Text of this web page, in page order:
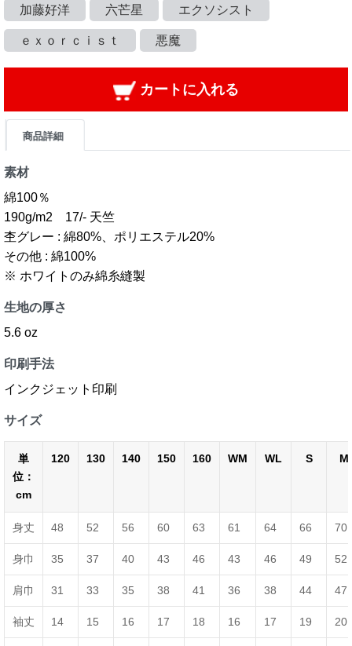
加藤好洋 六芒星 エクソシスト
ｅｘｏｒｃｉｓｔ 悪魔
カートに入れる
商品詳細
素材
綿100％
190g/m2 17/- 天竺
杢グレー : 綿80%、ポリエステル20%
その他 : 綿100%
※ ホワイトのみ綿糸縫製
生地の厚さ
5.6 oz
印刷手法
インクジェット印刷
サイズ
単
位：
cm
120 130 140 150 160 WM WL S M
身丈 48 52 56 60 63 61 64 66 70
身巾 35 37 40 43 46 43 46 49 52
肩巾 31 33 35 38 41 36 38 44 47
袖丈 14 15 16 17 18 16 17 19 20